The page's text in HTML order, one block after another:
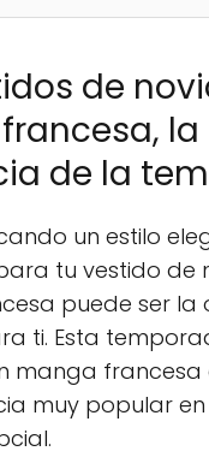
de
la
de la
un estilo
tu vestido de
puede ser la
ti. Esta
manga francesa
muy popular